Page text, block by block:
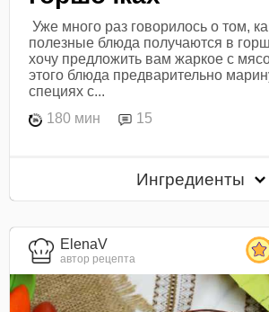
Уже много раз говорилось о том,
полезные блюда получаются в
хочу предложить вам жаркое с
этого блюда предварительно
специях с...
180 мин
15
Ингредиенты
ElenaV
автор рецепта